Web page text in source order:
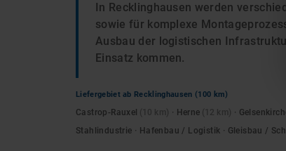
In Recklinghausen werden
sowie für komplexe
Ausbau der logistischen
Einsatz kommen.
Liefergebiet ab Recklinghausen (100 km)
Castrop-Rauxel · Herne ·
Stahlindustrie · Hafenbau / Logistik · Gleisbau /